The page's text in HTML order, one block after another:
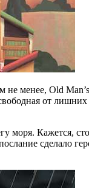
менее, Old
от
моря. Кажется,
сделало